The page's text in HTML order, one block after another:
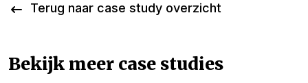
Terug naar case study overzicht
Bekijk meer case studies